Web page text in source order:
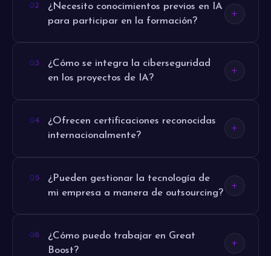
¿Necesito conocimientos previos en IA
para participar en la formación?
¿Cómo se integra la ciberseguridad
en los proyectos de IA?
¿Ofrecen certificaciones reconocidas
internacionalmente?
¿Pueden gestionar la tecnología de
mi empresa a manera de outsourcing?
¿Cómo puedo trabajar en Great
Boost?